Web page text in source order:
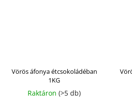
Vörös áfonya étcsokoládéban
1KG
Raktáron (>5 db)